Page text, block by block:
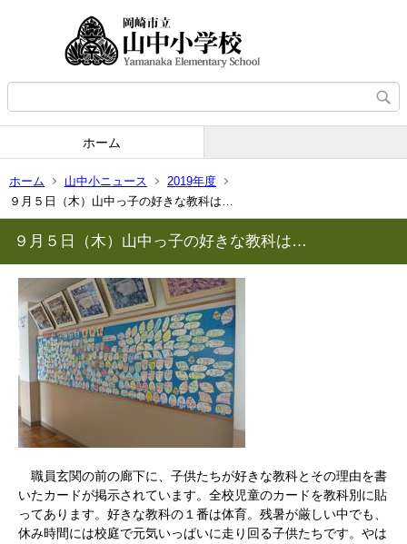
ホーム
ホーム 山中小ニュース
2019年度
９月５日（木）山中っ子の好きな教科は…
９月５日（木）山中っ子の好きな教科は…
職員玄関の前の廊下に、子供たちが好きな教科とその理由を書
いたカードが掲示されています。全校児童のカードを教科別に貼
ってあります。好きな教科の１番は体育。残暑が厳しい中でも、
休み時間には校庭で元気いっぱいに走り回る子供たちです。やは